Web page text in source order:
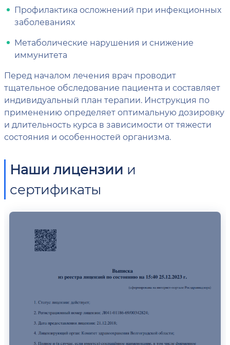
Профилактика осложнений при инфекционных
заболеваниях
Метаболические нарушения и снижение
иммунитета
Перед началом лечения врач проводит
тщательное обследование пациента и составляет
индивидуальный план терапии. Инструкция по
применению определяет оптимальную дозировку
и длительность курса в зависимости от тяжести
состояния и особенностей организма.
Наши лицензии и
сертификаты